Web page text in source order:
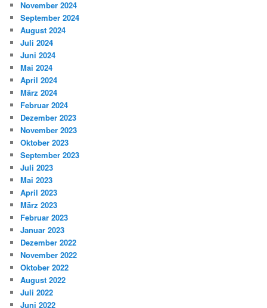
November 2024
September 2024
August 2024
Juli 2024
Juni 2024
Mai 2024
April 2024
März 2024
Februar 2024
Dezember 2023
November 2023
Oktober 2023
September 2023
Juli 2023
Mai 2023
April 2023
März 2023
Februar 2023
Januar 2023
Dezember 2022
November 2022
Oktober 2022
August 2022
Juli 2022
Juni 2022